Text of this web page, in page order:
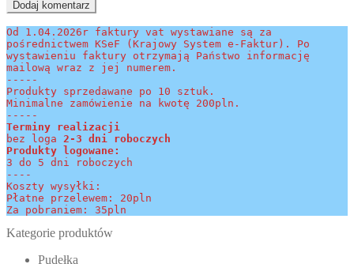
Od 1.04.2026r faktury vat wystawiane są za
pośrednictwem KSeF (Krajowy System e-Faktur). Po
wystawieniu faktury otrzymają Państwo informację
mailową wraz z jej numerem.
-----
Produkty sprzedawane po 10 sztuk.
Minimalne zamówienie na kwotę 200pln.
-----
Terminy realizacji
bez loga 2-3 dni roboczych
Produkty logowane:
3 do 5 dni roboczych
----
Koszty wysyłki:
Płatne przelewem: 20pln
Za pobraniem: 35pln
Kategorie produktów
Pudełka